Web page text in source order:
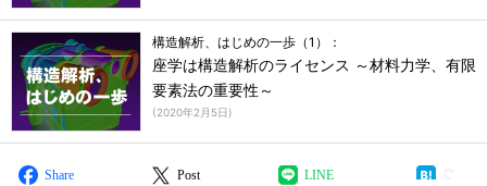
構造解析、はじめの一歩（1）：
座学は構造解析のライセンス ～材料力学、有限
要素法の重要性～
(2020年2月5日)
Share Post LINE